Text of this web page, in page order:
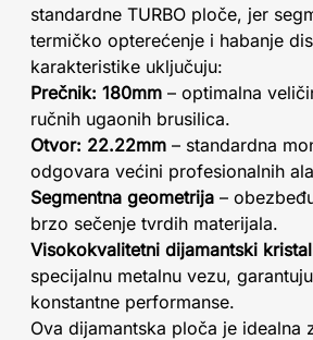
standardne TURBO ploče, jer
termičko opterećenje i habanje
karakteristike uključuju:
Prečnik: 180mm – optimalna
ručnih ugaonih brusilica.
Otvor: 22.22mm – standardna
odgovara većini profesionalnih
Segmentna geometrija –
brzo sečenje tvrdih materijala.
Visokokvalitetni dijamantski
specijalnu metalnu vezu,
konstantne performanse.
Ova dijamantska ploča je idealna